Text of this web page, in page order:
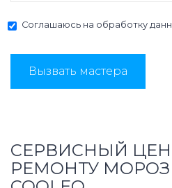
Соглашаюсь на обработку
Вызвать мастера
СЕРВИСНЫЙ
РЕМОНТУ